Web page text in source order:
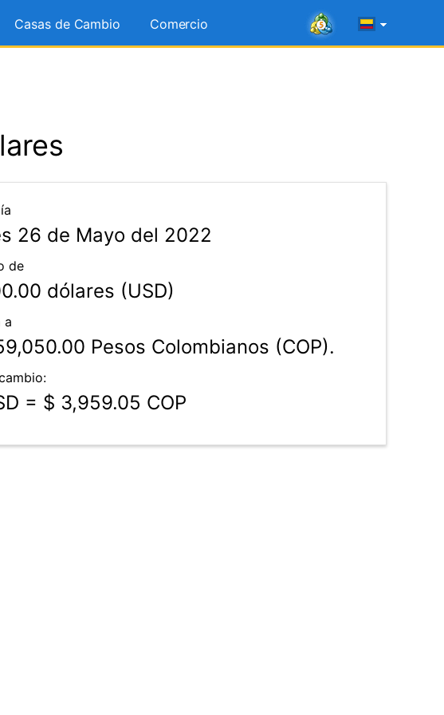
Casas de Cambio Comercio
26 de Mayo del 2022
de
dólares (USD)
a
Pesos Colombianos (COP).
= $ 3,959.05 COP